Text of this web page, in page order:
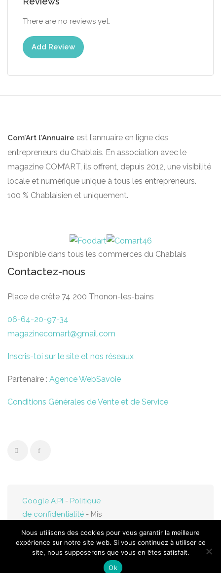
There are no reviews yet.
Add Review
Com’Art l’Annuaire est l’annuaire en ligne des
entrepreneurs du Chablais. En association avec le
magazine COM’ART, ils offrent, depuis 2012, une visibilité
locale et numérique unique à tous les entrepreneurs.
100 % Chablaisien et uniquement.
Disponible dans tous les commerces du Chablais
Contactez-nous
Place de crête 74 200 Thonon-les-bains
06-64-20-97-34
magazinecomart@gmail.com
Inscris-toi sur le site et nos réseaux
Partenaire : Agence WebSavoie
Conditions Générales de Vente et de Service
Google A.PI - Politique
de confidentialité - Mis
Savoie.fr
Nous utilisons des cookies pour vous garantir la meilleure
expérience sur notre site web. Si vous continuez à utiliser ce
site, nous supposerons que vous en êtes satisfait.
Ok